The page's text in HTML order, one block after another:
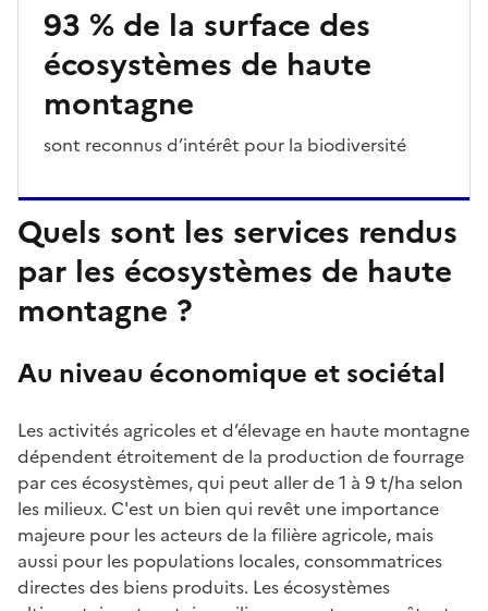
93 % de la surface des
écosystèmes de haute
montagne
Description
sont reconnus d’intérêt pour la biodiversité
Quels sont les services rendus
par les écosystèmes de haute
montagne ?
Au niveau économique et sociétal
Les activités agricoles et d’élevage en haute montagne
dépendent étroitement de la production de fourrage
par ces écosystèmes, qui peut aller de 1 à 9 t/ha selon
les milieux. C'est un bien qui revêt une importance
majeure pour les acteurs de la filière agricole, mais
aussi pour les populations locales, consommatrices
directes des biens produits. Les écosystèmes